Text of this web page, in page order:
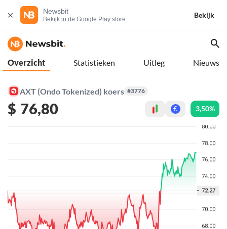
Newsbit
Bekijk in de Google Play store
Bekijk
Overzicht Statistieken Uitleg Nieuws
AXT (Ondo Tokenized) koers #3776
$ 76,80 € 3,50%